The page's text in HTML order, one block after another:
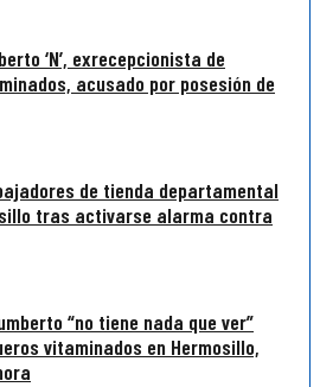
‘N’, exrecepcionista de
acusado por posesión de
de tienda departamental
tras activarse alarma contra
“no tiene nada que ver”
vitaminados en Hermosillo,